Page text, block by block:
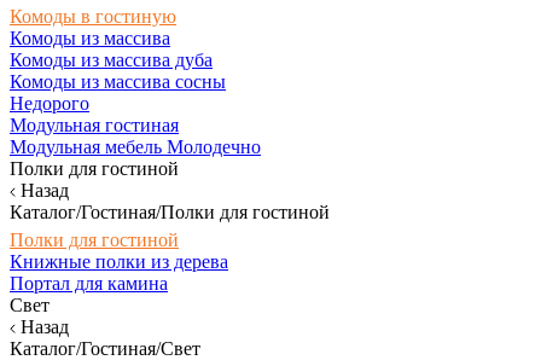
Комоды в гостиную
Комоды из массива
Комоды из массива дуба
Комоды из массива сосны
Недорого
Модульная гостиная
Модульная мебель Молодечно
Полки для гостиной
Назад
Каталог/Гостиная/Полки для гостиной
Полки для гостиной
Книжные полки из дерева
Портал для камина
Свет
Назад
Каталог/Гостиная/Свет